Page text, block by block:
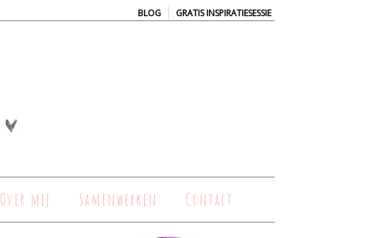
BLOG | GRATIS INSPIRATIESESSIE
Over mij Samenwerken Contact